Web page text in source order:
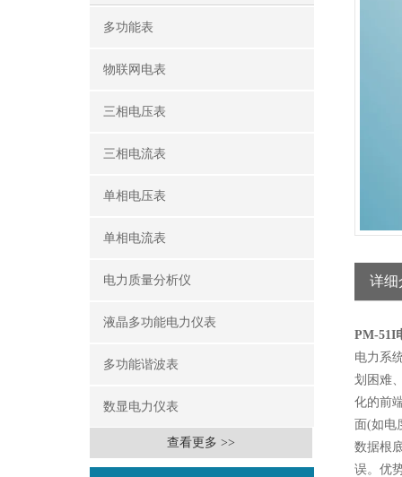
多功能表
物联网电表
三相电压表
三相电流表
单相电压表
单相电流表
电力质量分析仪
液晶多功能电力仪表
多功能谐波表
数显电力仪表
查看更多 >>
详细
PM-51I
电力系
划困难
化的前
面(如电
数据根
误。优